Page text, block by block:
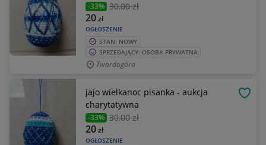
-33% 30,00 zł
OGŁOSZENIE
20zł
STAN: NOWY
SPRZEDAJĄCY: OSOBA PRYWATNA
Twardogóra
jajo wielkanoc pisanka - aukcja
charytatywna
-33% 30,00 zł
OGŁOSZENIE
20zł